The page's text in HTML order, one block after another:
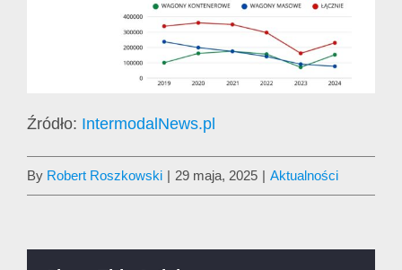
Źródło: IntermodalNews.pl
By Robert Roszkowski | 29 maja, 2025 | Aktualności